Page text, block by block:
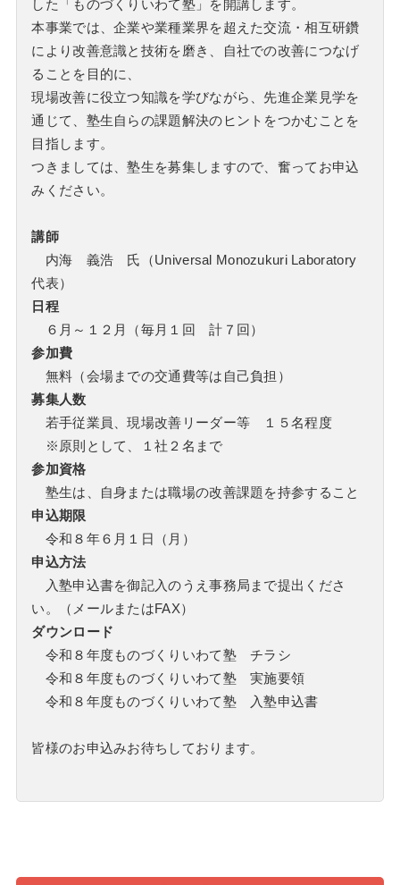
した「ものづくりいわて塾」を開講します。
本事業では、企業や業種業界を超えた交流・相互研鑽
により改善意識と技術を磨き、自社での改善につなげ
ることを目的に、
現場改善に役立つ知識を学びながら、先進企業見学を
通じて、塾生自らの課題解決のヒントをつかむことを
目指します。
つきましては、塾生を募集しますので、奮ってお申込
みください。
講師
内海 義浩 氏（Universal Monozukuri Laboratory
代表）
日程
６月～１２月（毎月１回 計７回）
参加費
無料（会場までの交通費等は自己負担）
募集人数
若手従業員、現場改善リーダー等 １５名程度
※原則として、１社２名まで
参加資格
塾生は、自身または職場の改善課題を持参すること
申込期限
令和８年６月１日（月）
申込方法
入塾申込書を御記入のうえ事務局まで提出くださ
い。（メールまたはFAX）
ダウンロード
令和８年度ものづくりいわて塾 チラシ
令和８年度ものづくりいわて塾 実施要領
令和８年度ものづくりいわて塾 入塾申込書
皆様のお申込みお待ちしております。